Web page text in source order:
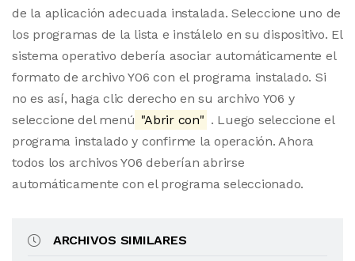
de la aplicación adecuada instalada. Seleccione uno de
los programas de la lista e instálelo en su dispositivo. El
sistema operativo debería asociar automáticamente el
formato de archivo Y06 con el programa instalado. Si
no es así, haga clic derecho en su archivo Y06 y
seleccione del menú "Abrir con" . Luego seleccione el
programa instalado y confirme la operación. Ahora
todos los archivos Y06 deberían abrirse
automáticamente con el programa seleccionado.
ARCHIVOS SIMILARES